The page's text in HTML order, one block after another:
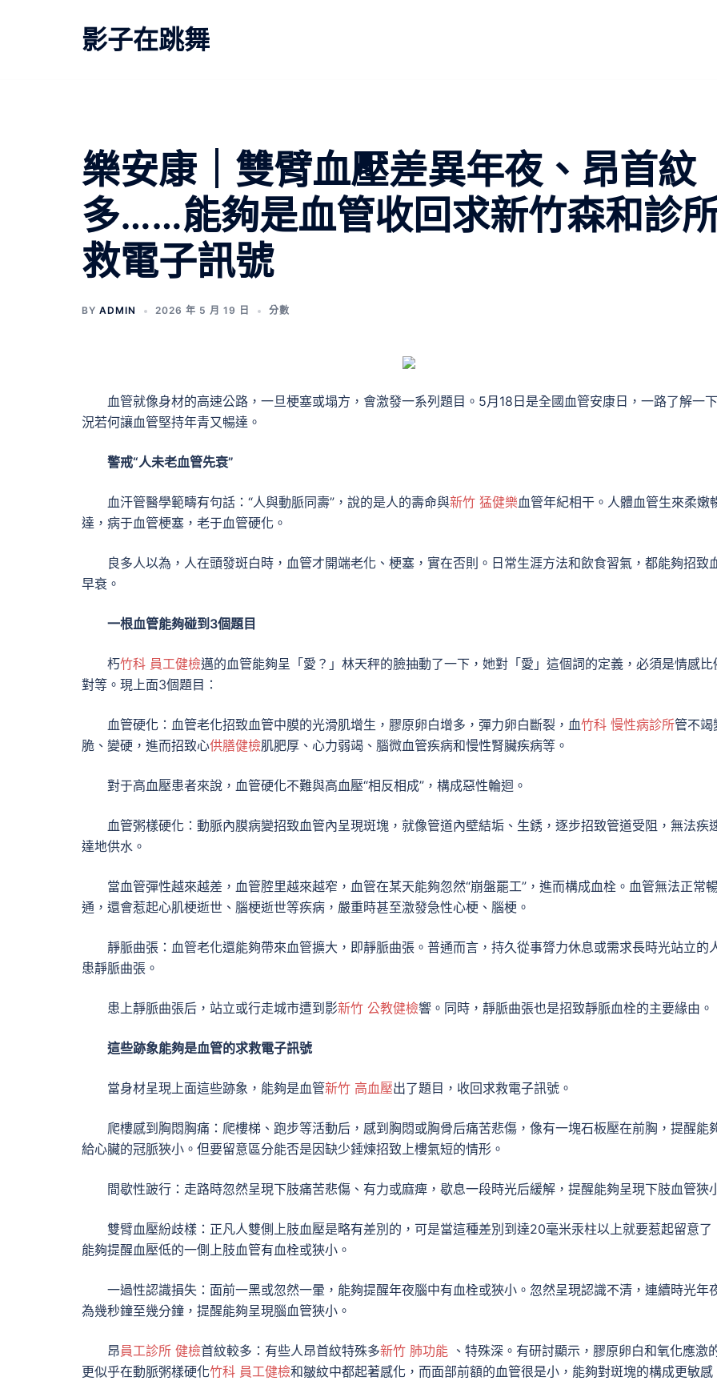
影子在跳舞
樂安康｜雙臂血壓差異年夜、昂首紋
多……能夠是血管收回求新竹森和診
救電子訊號
BY ADMIN 2026 年 5 月 19 日 分數
血管就像身材的高速公路，一旦梗塞或塌方，會激發一系列題目。5月18日是全國血管安康日，一路了解一
況若何讓血管堅持年青又暢達。
警戒“人未老血管先衰”
血汗管醫學範疇有句話：“人與動脈同壽”，說的是人的壽命與新竹 猛健樂血管年紀相干。人體血管生來柔嫩
達，病于血管梗塞，老于血管硬化。
良多人以為，人在頭發斑白時，血管才開端老化、梗塞，實在否則。日常生涯方法和飲食習氣，都能夠招致
早衰。
一根血管能夠碰到3個題目
朽竹科 員工健檢邁的血管能夠呈「愛？」林天秤的臉抽動了一下，她對「愛」這個詞的定義，必須是情感比
對等。現上面3個題目：
血管硬化：血管老化招致血管中膜的光滑肌增生，膠原卵白增多，彈力卵白斷裂，血竹科 慢性病診所管不竭
脆、變硬，進而招致心供膳健檢肌肥厚、心力弱竭、腦微血管疾病和慢性腎臟疾病等。
對于高血壓患者來說，血管硬化不難與高血壓“相反相成”，構成惡性輪迴。
血管粥樣硬化：動脈內膜病變招致血管內呈現斑塊，就像管道內壁結垢、生銹，逐步招致管道受阻，無法疾
達地供水。
當血管彈性越來越差，血管腔里越來越窄，血管在某天能夠忽然“崩盤罷工”，進而構成血栓。血管無法正常
通，還會惹起心肌梗逝世、腦梗逝世等疾病，嚴重時甚至激發急性心梗、腦梗。
靜脈曲張：血管老化還能夠帶來血管擴大，即靜脈曲張。普通而言，持久從事膂力休息或需求長時光站立的
患靜脈曲張。
患上靜脈曲張后，站立或行走城市遭到影新竹 公教健檢響。同時，靜脈曲張也是招致靜脈血栓的主要緣由。
這些跡象能夠是血管的求救電子訊號
當身材呈現上面這些跡象，能夠是血管新竹 高血壓出了題目，收回求救電子訊號。
爬樓感到胸悶胸痛：爬樓梯、跑步等活動后，感到胸悶或胸骨后痛苦悲傷，像有一塊石板壓在前胸，提醒能
給心臟的冠脈狹小。但要留意區分能否是因缺少錘煉招致上樓氣短的情形。
間歇性跛行：走路時忽然呈現下肢痛苦悲傷、有力或麻痺，歇息一段時光后緩解，提醒能夠呈現下肢血管狹
雙臂血壓紛歧樣：正凡人雙側上肢血壓是略有差別的，可是當這種差別到達20毫米汞柱以上就要惹起留意了
能夠提醒血壓低的一側上肢血管有血栓或狹小。
一過性認識損失：面前一黑或忽然一暈，能夠提醒年夜腦中有血栓或狹小。忽然呈現認識不清，連續時光年
為幾秒鐘至幾分鐘，提醒能夠呈現腦血管狹小。
昂員工診所 健檢首紋較多：有些人昂首紋特殊多新竹 肺功能 、特殊深。有研討顯示，膠原卵白和氧化應激
更似乎在動脈粥樣硬化竹科 員工健檢和皺紋中都起著感化，而面部前額的血管很是小，能夠對斑塊的構成更敏感
文
章
導
覽